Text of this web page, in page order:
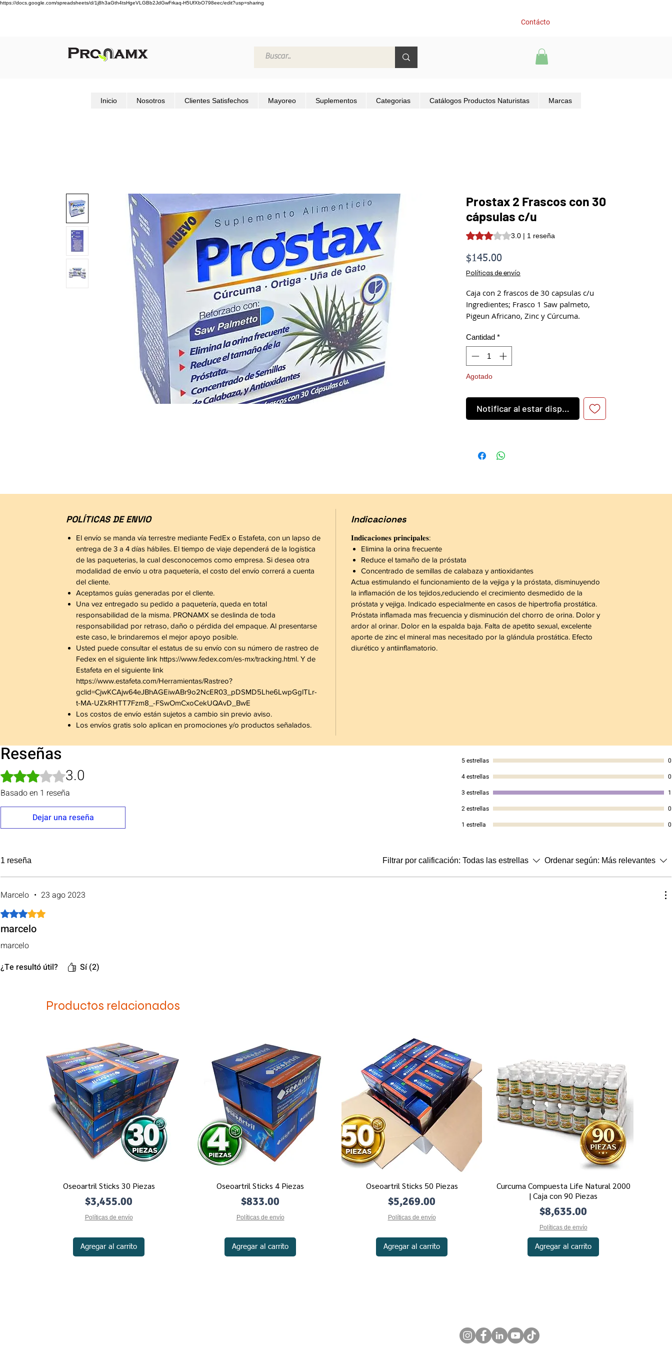
https://docs.google.com/spreadsheets/d/1j8h3aGth4tsHgeVLGBb2JdGwFrkaq-H5UfXbO798eec/edit?usp=sharing
Contácto
Inicio Nosotros Clientes Satisfechos Mayoreo Suplementos Categorias Catálogos Productos Naturistas Marcas
Prostax 2 Frascos con 30
cápsulas c/u
Según 1 reseña, la calificación es de 3.0 de 5 estrellas
3.0 | 1 reseña
$145.00
Políticas de envío
Caja con 2 frascos de 30 capsulas c/u
Ingredientes; Frasco 1 Saw palmeto,
Pigeun Africano, Zinc y Cúrcuma.
calabaza y uña de gato.
Remedio herbolario. No es un
medicamento.
responsanilidad de quien lo
recomienda y de quien lo usa.
No consumir durante el embarazo.
tratamiento definitivo al problema.
Cantidad *
Agotado
Notificar al estar disponible
POLÍTICAS DE ENVIO
El envío se manda vía terrestre mediante FedEx o Estafeta, con un lapso de
entrega de 3 a 4 días hábiles. El tiempo de viaje dependerá de la logística
de las paqueterias, la cual desconocemos como empresa. Si desea otra
modalidad de envío u otra paquetería, el costo del envío correrá a cuenta
del cliente.
Aceptamos guías generadas por el cliente.
Una vez entregado su pedido a paquetería, queda en total
responsabilidad de la misma. PRONAMX se deslinda de toda
responsabilidad por retraso, daño o pérdida del empaque. Al presentarse
este caso, le brindaremos el mejor apoyo posible.
Usted puede consultar el estatus de su envío con su número de rastreo de
Fedex en el siguiente link https://www.fedex.com/es-mx/tracking.html. Y de
Estafeta en el siguiente link
https://www.estafeta.com/Herramientas/Rastreo?
gclid=CjwKCAjw64eJBhAGEiwABr9o2NcER03_pDSMD5Lhe6LwpGglTLr-
t-MA-UZkRHTT7Fzm8_-FSwOmCxoCekUQAvD_BwE
Los costos de envío están sujetos a cambio sin previo aviso.
Los envíos gratis solo aplican en promociones y/o productos señalados.
Indicaciones
𝐈𝐧𝐝𝐢𝐜𝐚𝐜𝐢𝐨𝐧𝐞𝐬 𝐩𝐫𝐢𝐧𝐜𝐢𝐩𝐚𝐥𝐞𝐬:
Elimina la orina frecuente
Reduce el tamaño de la próstata
Concentrado de semillas de calabaza y antioxidantes
Actua estimulando el funcionamiento de la vejiga y la próstata, disminuyendo
la inflamación de los tejidos,reduciendo el crecimiento desmedido de la
próstata y vejiga. Indicado especialmente en casos de hipertrofia prostática.
Próstata inflamada mas frecuencia y disminución del chorro de orina. Dolor y
ardor al orinar. Dolor en la espalda baja. Falta de apetito sexual, excelente
aporte de zinc el mineral mas necesitado por la glándula prostática. Efecto
diurético y antiinflamatorio.
Reseñas
Obtuvo 3 de 5 estrellas.
3.0
Basado en 1 reseña
Dejar una reseña
5 estrellas
0
4 estrellas
0
3 estrellas
1
2 estrellas
0
1 estrella
0
1 reseña Filtrar por calificación: Todas las estrellas Ordenar según: Más relevantes
Marcelo • 23 ago 2023
Obtuvo 3 de 5 estrellas.
marcelo
marcelo
¿Te resultó útil?
Sí (2)
Productos relacionados
Vista rápida
Oseoartril Sticks 30 Piezas
Precio
$3,455.00
Políticas de envío
Agregar al carrito
Vista rápida
Oseoartril Sticks 4 Piezas
Precio
$833.00
Políticas de envío
Agregar al carrito
Vista rápida
Oseoartril Sticks 50 Piezas
Precio
$5,269.00
Políticas de envío
Agregar al carrito
Vista rápida
Curcuma Compuesta Life Natural 2000
| Caja con 90 Piezas
Precio
$8,635.00
Políticas de envío
Agregar al carrito